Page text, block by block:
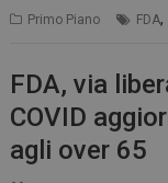
Primo Piano FDA,
FDA, via
COVID
agli over 65